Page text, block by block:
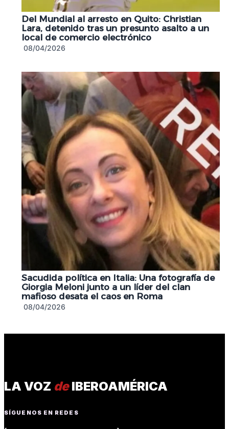
Del Mundial al arresto en Quito: Christian
Lara, detenido tras un presunto asalto a un
local de comercio electrónico
08/04/2026
Sacudida política en Italia: Una fotografía de
Giorgia Meloni junto a un líder del clan
mafioso desata el caos en Roma
08/04/2026
LA VOZ deIBEROAMÉRICA
SÍGUENOS EN REDES